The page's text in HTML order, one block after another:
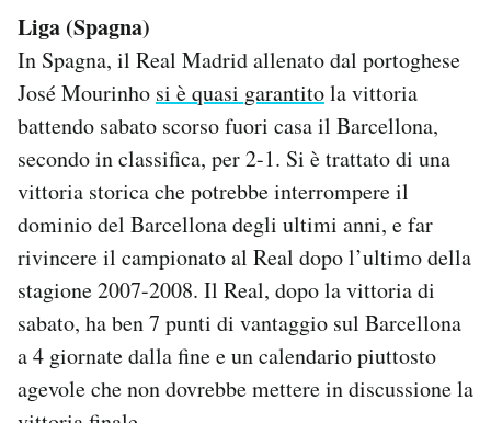
Area Personale
Newsletter
Regala il Post
Hai bisogno di aiuto?
Esci
Liga (Spagna)
In Spagna, il Real Madrid allenato dal portoghese
José Mourinho si è quasi garantitola vittoria
battendo sabato scorso fuori casa il Barcellona,
secondo in classifica, per 2-1. Si è trattato di una
vittoria storica che potrebbe interrompere il
dominio del Barcellona degli ultimi anni, e far
rivincere il campionato al Real dopo l’ultimo della
stagione 2007-2008. Il Real, dopo la vittoria di
sabato, ha ben 7 punti di vantaggio sul Barcellona
a 4 giornate dalla fine e un calendario piuttosto
agevole che non dovrebbe mettere in discussione la